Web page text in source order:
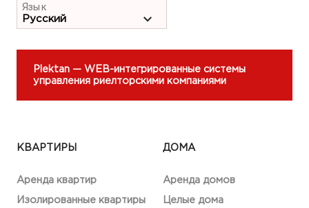
Язык
Plektan — WEB-интегрированные системы
управления риелторскими компаниями
КВАРТИРЫ
Аренда квартир
Изолированные квартиры
ДОМА
Аренда домов
Целые дома